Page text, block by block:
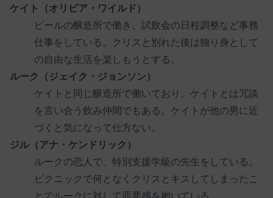
ケイト（オリビア・ワイルド）
ビールの醸造所で働き、試飲会の日程調整など事務
仕事をしている。クリスと別れた後は独り身として
の自由な生活を楽しもうとする。
ルーク（ジェイク・ジョンソン）
ケイトと同じ醸造所で働いており、ケイトとは冗談
を言い合う飲み仲間でもある。ケイトが他の男に近
づくと気になって仕方ない。
ジル（アナ・ケンドリック）
ルークの恋人で、特別支援学級の先生をしている。
ピクニックで何となくクリスとキスしてしまったこ